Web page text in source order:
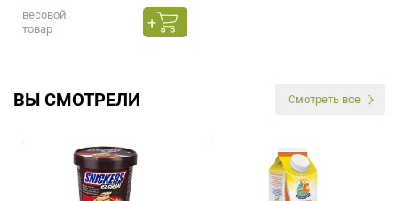
весовой
товар
ВЫ СМОТРЕЛИ Смотреть все